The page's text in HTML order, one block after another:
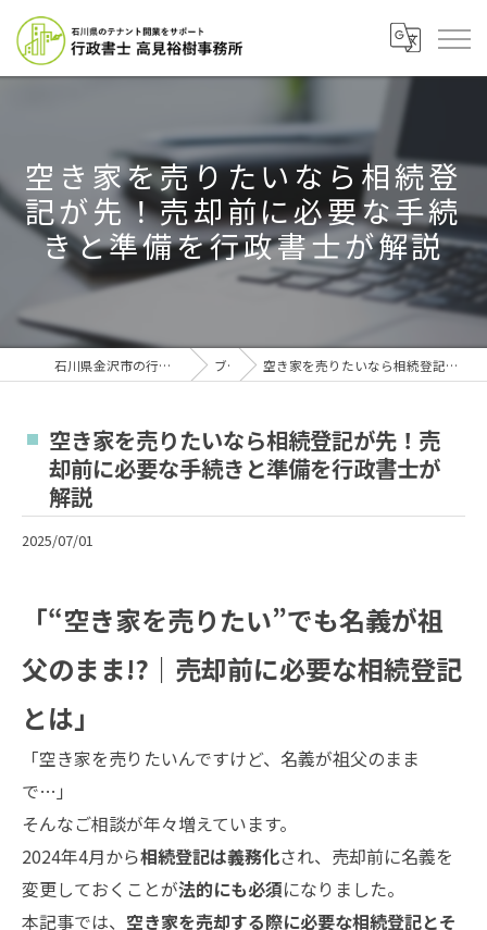
空き家を売りたいなら相続登
記が先！売却前に必要な手続
きと準備を行政書士が解説
石川県金沢市の行政書士なら行政書士高見裕樹事務所 ブログ 空き家を売りたいなら相続登記が先！売却前に必要な手続きと準備を行政書士が解説
空き家を売りたいなら相続登記が先！売
却前に必要な手続きと準備を行政書士が
解説
2025/07/01
「“空き家を売りたい”でも名義が祖
父のまま!?｜売却前に必要な相続登記
とは」
「空き家を売りたいんですけど、名義が祖父のまま
で…」
そんなご相談が年々増えています。
2024年4月から相続登記は義務化され、売却前に名義を
変更しておくことが法的にも必須になりました。
本記事では、 空き家を売却する際に必要な相続登記とそ